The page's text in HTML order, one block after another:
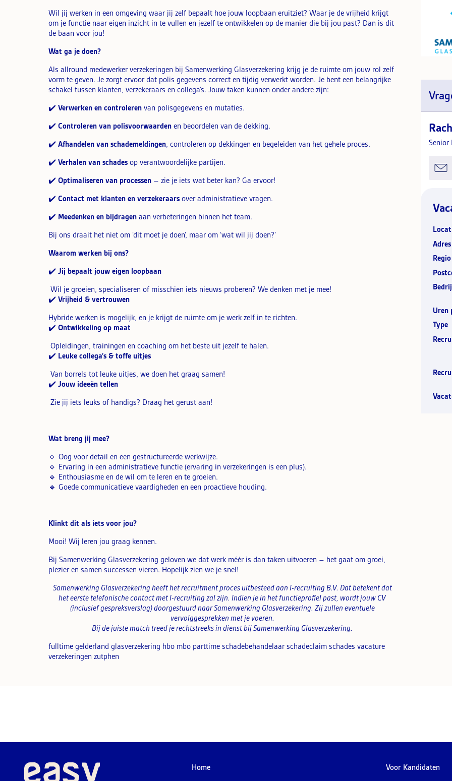
Wil jij werken in een omgeving waar jij zelf bepaalt hoe jouw loopbaan eruitziet? Waar je de vrijheid krijgt
om je functie naar eigen inzicht in te vullen en jezelf te ontwikkelen op de manier die bij jou past? Dan is dit
de baan voor jou!
Wat ga je doen?
Als allround medewerker verzekeringen bij Samenwerking Glasverzekering krijg je de ruimte om jouw rol zelf
vorm te geven. Je zorgt ervoor dat polis gegevens correct en tijdig verwerkt worden. Je bent een belangrijke
schakel tussen klanten, verzekeraars en collega’s. Jouw taken kunnen onder andere zijn:
✔️ Verwerken en controleren van polisgegevens en mutaties.
✔️ Controleren van polisvoorwaarden en beoordelen van de dekking.
✔️ Afhandelen van schademeldingen, controleren op dekkingen en begeleiden van het gehele proces.
✔️ Verhalen van schades op verantwoordelijke partijen.
✔️ Optimaliseren van processen – zie je iets wat beter kan? Ga ervoor!
✔️ Contact met klanten en verzekeraars over administratieve vragen.
✔️ Meedenken en bijdragen aan verbeteringen binnen het team.
Bij ons draait het niet om ‘dit moet je doen’, maar om ‘wat wil jij doen?’
Waarom werken bij ons?
✔️ Jij bepaalt jouw eigen loopbaan
Wil je groeien, specialiseren of misschien iets nieuws proberen? We denken met je mee!
✔️ Vrijheid & vertrouwen
Hybride werken is mogelijk, en je krijgt de ruimte om je werk zelf in te richten.
✔️ Ontwikkeling op maat
Opleidingen, trainingen en coaching om het beste uit jezelf te halen.
✔️ Leuke collega’s & toffe uitjes
Van borrels tot leuke uitjes, we doen het graag samen!
✔️ Jouw ideeën tellen
Zie jij iets leuks of handigs? Draag het gerust aan!
Wat breng jij mee?
🔹 Oog voor detail en een gestructureerde werkwijze.
🔹 Ervaring in een administratieve functie (ervaring in verzekeringen is een plus).
🔹 Enthousiasme en de wil om te leren en te groeien.
🔹 Goede communicatieve vaardigheden en een proactieve houding.
Klinkt dit als iets voor jou?
Mooi! Wij leren jou graag kennen.
Bij Samenwerking Glasverzekering geloven we dat werk méér is dan taken uitvoeren – het gaat om groei,
plezier en samen successen vieren. Hopelijk zien we je snel!
Samenwerking Glasverzekering heeft het recruitment proces uitbesteed aan I-recruiting B.V. Dat betekent dat
het eerste telefonische contact metI-recruiting zal zijn. Indien je in het functieprofiel past, wordt jouw CV
(inclusief gespreksverslag) doorgestuurd naar Samenwerking Glasverzekering. Zij zullen eventuele
vervolggesprekken met je voeren.
Bij de juiste match treed je rechtstreeks in dienst bij Samenwerking Glasverzekering.
fulltime gelderland glasverzekering hbo mbo parttime schadebehandelaar schadeclaim schades vacature
verzekeringen zutphen
Senior
Adres
Regio
Uren
Type
Home
Voor Kandidaten